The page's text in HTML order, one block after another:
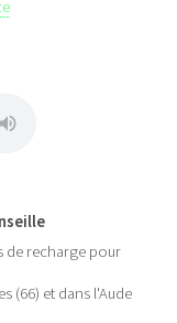
de recharge pour
(66) et dans l'Aude